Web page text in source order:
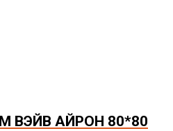
ВЭЙВ АЙРОН 80*80